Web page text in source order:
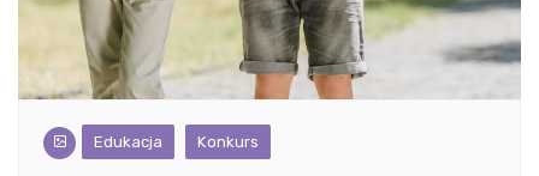
Edukacja Konkurs